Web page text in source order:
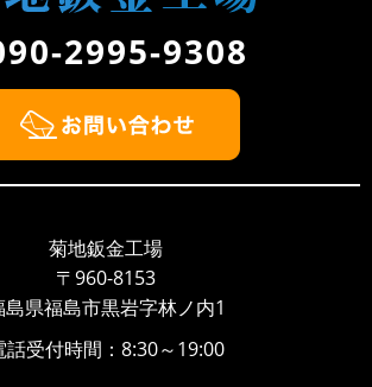
2995-9308
菊地鈑金工場
〒960-8153
島県福島市黒岩字林ノ内1
話受付時間：8:30～19:00